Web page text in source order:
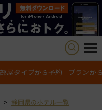
部屋タイプから予約 プランか
静岡県のホテル一覧